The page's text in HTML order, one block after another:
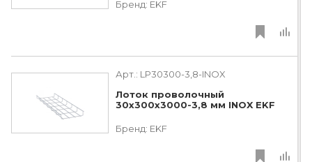
Бренд: EKF
Арт.: LP30300-3,8-INOX
Лоток проволочный
30х300х3000-3,8 мм INOX EKF
Бренд: EKF